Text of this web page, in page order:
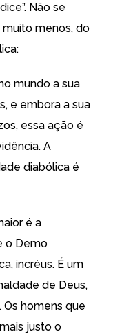
Não se
menos, do
mundo a sua
e embora a sua
essa ação é
A
diabólica é
é a
o Demo
incréus. É um
de Deus,
Os homens que
justo o